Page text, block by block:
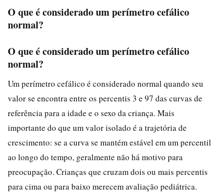
O que é considerado um perímetro cefálico
normal?
O que é considerado um perímetro cefálico
normal?
Um perímetro cefálico é considerado normal quando seu
valor se encontra entre os percentis 3 e 97 das curvas de
referência para a idade e o sexo da criança. Mais
importante do que um valor isolado é a trajetória de
crescimento: se a curva se mantém estável em um percentil
ao longo do tempo, geralmente não há motivo para
preocupação. Crianças que cruzam dois ou mais percentis
para cima ou para baixo merecem avaliação pediátrica.